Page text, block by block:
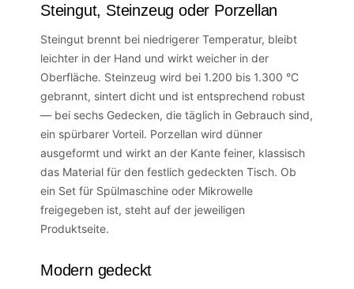
Steingut, Steinzeug oder Porzellan
Steingut brennt bei niedrigerer Temperatur, bleibt
leichter in der Hand und wirkt weicher in der
Oberfläche. Steinzeug wird bei 1.200 bis 1.300 °C
gebrannt, sintert dicht und ist entsprechend robust
— bei sechs Gedecken, die täglich in Gebrauch sind,
ein spürbarer Vorteil. Porzellan wird dünner
ausgeformt und wirkt an der Kante feiner, klassisch
das Material für den festlich gedeckten Tisch. Ob
ein Set für Spülmaschine oder Mikrowelle
freigegeben ist, steht auf der jeweiligen
Produktseite.
Modern gedeckt